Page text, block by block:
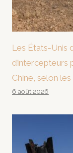
Les États-Unis
d’intercepteurs
Chine, selon
6 août 2026